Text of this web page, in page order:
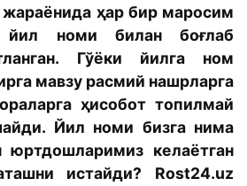
ҳар бир маросим
йил номи билан боғлаб
Гўёки йилга ном
мавзу расмий нашрларга
ҳисобот топилмай
Йил номи бизга нима
келаётган
истайди? Rost24.uz